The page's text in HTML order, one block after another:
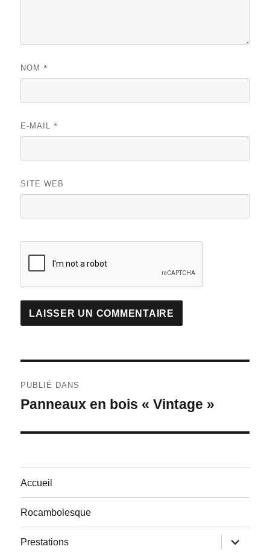
NOM *
E-MAIL *
SITE WEB
de
PUBLIÉ DANS
Panneaux en bois « Vintage »
Accueil
Rocambolesque
Prestations
ouvrir
le